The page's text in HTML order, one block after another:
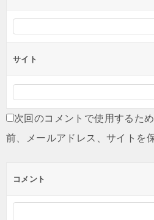
サイト
次回のコメントで使用するた
前、メールアドレス、サイトを
コメント